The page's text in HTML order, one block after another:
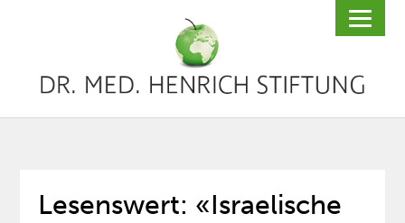
Lesenswert: «Israelische